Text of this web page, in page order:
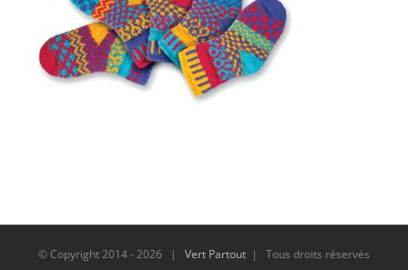
© Copyright 2014 -2026 | Vert Partout | Tous droits réservés